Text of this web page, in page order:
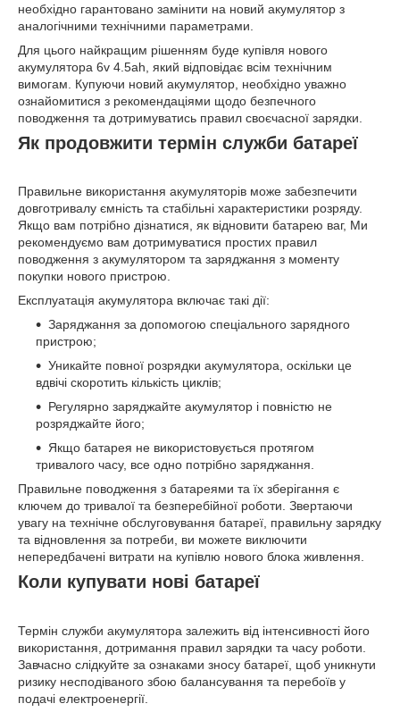
необхідно гарантовано замінити на новий акумулятор з
аналогічними технічними параметрами.
Для цього найкращим рішенням буде купівля нового
акумулятора 6v 4.5ah, який відповідає всім технічним
вимогам. Купуючи новий акумулятор, необхідно уважно
ознайомитися з рекомендаціями щодо безпечного
поводження та дотримуватись правил своєчасної зарядки.
Як продовжити термін служби батареї
Правильне використання акумуляторів може забезпечити
довготривалу ємність та стабільні характеристики розряду.
Якщо вам потрібно дізнатися, як відновити батарею ваг, Ми
рекомендуємо вам дотримуватися простих правил
поводження з акумулятором та заряджання з моменту
покупки нового пристрою.
Експлуатація акумулятора включає такі дії:
Заряджання за допомогою спеціального зарядного
пристрою;
Уникайте повної розрядки акумулятора, оскільки це
вдвічі скоротить кількість циклів;
Регулярно заряджайте акумулятор і повністю не
розряджайте його;
Якщо батарея не використовується протягом
тривалого часу, все одно потрібно заряджання.
Правильне поводження з батареями та їх зберігання є
ключем до тривалої та безперебійної роботи. Звертаючи
увагу на технічне обслуговування батареї, правильну зарядку
та відновлення за потреби, ви можете виключити
непередбачені витрати на купівлю нового блока живлення.
Коли купувати нові батареї
Термін служби акумулятора залежить від інтенсивності його
використання, дотримання правил зарядки та часу роботи.
Завчасно слідкуйте за ознаками зносу батареї, щоб уникнути
ризику несподіваного збою балансування та перебоїв у
подачі електроенергії.